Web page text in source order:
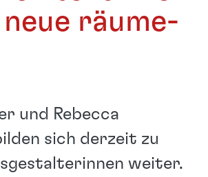
räume-
und Rebecca
sich derzeit zu
weiter.